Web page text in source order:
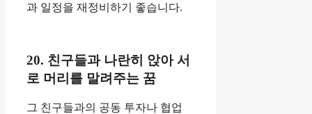
과 일정을 재정비하기 좋습니다.
20. 친구들과 나란히 앉아 서
로 머리를 말려주는 꿈
그 친구들과의 공동 투자나 협업